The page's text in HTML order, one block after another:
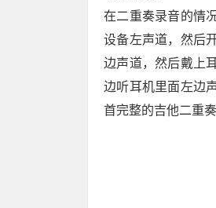
在二重奏录音的情
设备左声道，然后
边声道，然后戴上
边听耳机里面左边
首完整的吉他二重奏